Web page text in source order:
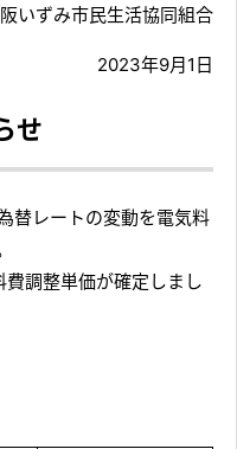
いずみ市民生活協同組合
2023年9月1日
せ
替レートの変動を電気料
調整単価が確定しまし